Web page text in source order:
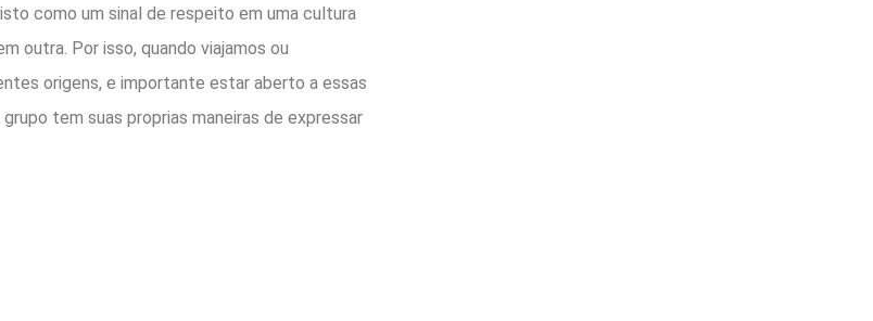
como um sinal de respeito em uma cultura
outra. Por isso, quando viajamos ou
origens, e importante estar aberto a essas
tem suas proprias maneiras de expressar